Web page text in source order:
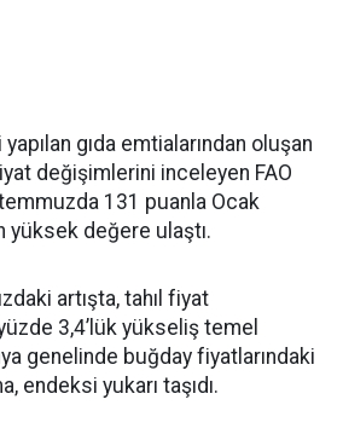
gıda emtialarından oluşan
değişimlerini inceleyen FAO
131 puanla Ocak
yüksek değere ulaştı.
artışta, tahıl fiyat
3,4’lük yükseliş temel
genelinde buğday fiyatlarındaki
endeksi yukarı taşıdı.